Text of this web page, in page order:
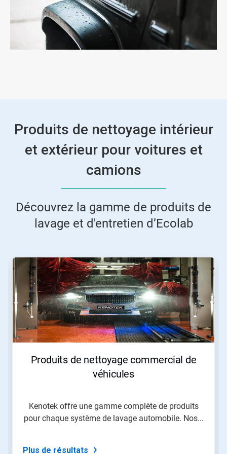
Produits de nettoyage intérieur
et extérieur pour voitures et
camions
Découvrez la gamme de produits de
lavage et d'entretien d’Ecolab
Ceci
est
un
carrousel.
Utilisez
les
boutons
Page
suivante
naviguer,
Produits de nettoyage commercial de
véhicules
Kenotek offre une gamme complète de produits
pour chaque système de lavage automobile. Nos...
Plus de résultats